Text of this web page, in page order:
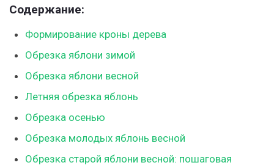
Содержание:
Формирование кроны дерева
Обрезка яблони зимой
Обрезка яблони весной
Летняя обрезка яблонь
Обрезка осенью
Обрезка молодых яблонь весной
Обрезка старой яблони весной: пошаговая